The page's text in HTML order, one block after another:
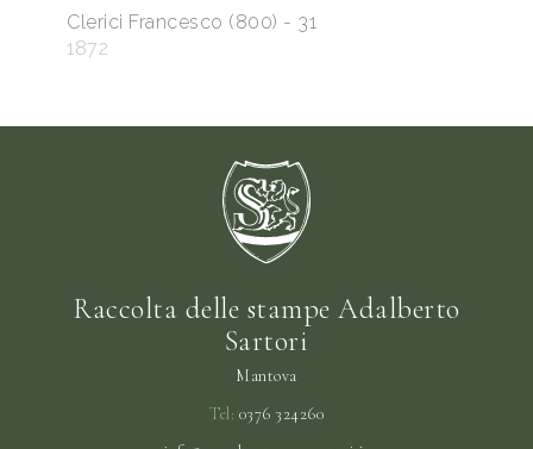
Clerici Francesco (800) - 31
1872
Raccolta delle stampe Adalberto
Sartori
Mantova
Tel: 0376 324260